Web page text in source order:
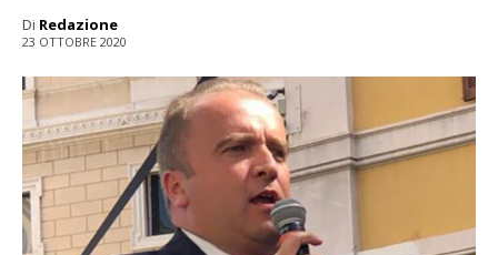
Di Redazione
23 OTTOBRE 2020